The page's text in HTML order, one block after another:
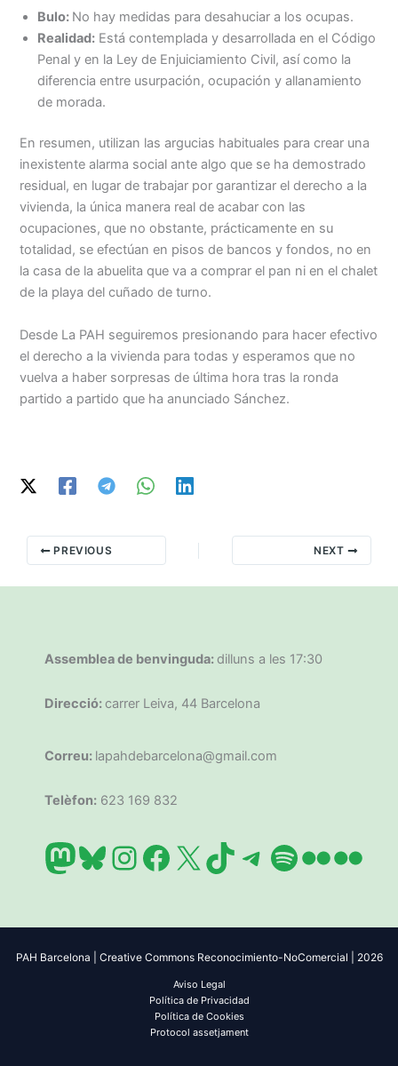
Bulo: No hay medidas para desahuciar a los ocupas.
Realidad: Está contemplada y desarrollada en el Código
Penal y en la Ley de Enjuiciamiento Civil, así como la
diferencia entre usurpación, ocupación y allanamiento
de morada.
En resumen, utilizan las argucias habituales para crear una
inexistente alarma social ante algo que se ha demostrado
residual, en lugar de trabajar por garantizar el derecho a la
vivienda, la única manera real de acabar con las
ocupaciones, que no obstante, prácticamente en su
totalidad, se efectúan en pisos de bancos y fondos, no en
la casa de la abuelita que va a comprar el pan ni en el chalet
de la playa del cuñado de turno.
Desde La PAH seguiremos presionando para hacer efectivo
el derecho a la vivienda para todas y esperamos que no
vuelva a haber sorpresas de última hora tras la ronda
partido a partido que ha anunciado Sánchez.
PREVIOUS NEXT
Assemblea de benvinguda: dilluns a les 17:30
Direcció: carrer Leiva, 44 Barcelona
Correu: lapahdebarcelona@gmail.com
Telèfon: 623 169 832
Mastodon
Bluesky
Instagram
Facebook
X TikTok
Telegram
Spotify
Flickr
PAH Barcelona | Creative Commons Reconocimiento-NoComercial | 2026
Aviso Legal
Política de Privacidad
Política de Cookies
Protocol assetjament